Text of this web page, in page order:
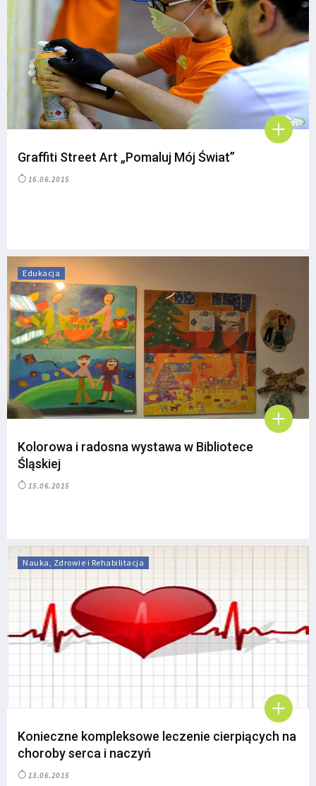
Graffiti Street Art „Pomaluj Mój Świat”
16.06.2015
Edukacja
Kolorowa i radosna wystawa w Bibliotece
Śląskiej
15.06.2015
Nauka, Zdrowie i Rehabilitacja
Konieczne kompleksowe leczenie cierpiących na
choroby serca i naczyń
13.06.2015